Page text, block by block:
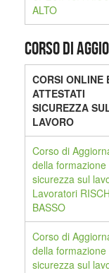
ALTO
CORSO DI
CORSI ONLINE
ATTESTATI
SICUREZZA
LAVORO
Corso di
della formazione
sicurezza sul
Lavoratori
BASSO
Corso di
della formazione
sicurezza sul